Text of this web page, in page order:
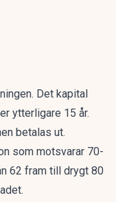
Det kapital
ytterligare 15 år.
betalas ut.
som motsvarar 70-
62 fram till drygt 80